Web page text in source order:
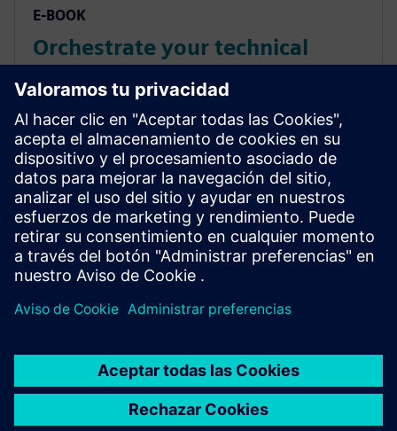
E-BOOK
Orchestrate your technical
program with model-based
systems engineering
In this ebook, gain insight into Aerospace and
Defense industry megatrends and how to
orchestrate your technical program with model-
based systems engineering.